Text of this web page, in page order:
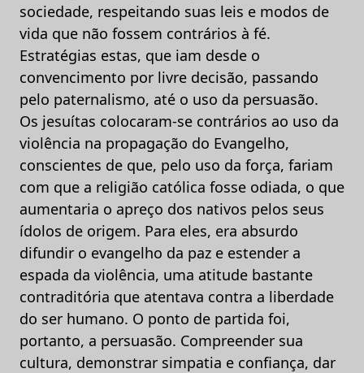
sociedade, respeitando suas leis e modos de
vida que não fossem contrários à fé.
Estratégias estas, que iam desde o
convencimento por livre decisão, passando
pelo paternalismo, até o uso da persuasão.
Os jesuítas colocaram-se contrários ao uso da
violência na propagação do Evangelho,
conscientes de que, pelo uso da força, fariam
com que a religião católica fosse odiada, o que
aumentaria o apreço dos nativos pelos seus
ídolos de origem. Para eles, era absurdo
difundir o evangelho da paz e estender a
espada da violência, uma atitude bastante
contraditória que atentava contra a liberdade
do ser humano. O ponto de partida foi,
portanto, a persuasão. Compreender sua
cultura, demonstrar simpatia e confiança, dar